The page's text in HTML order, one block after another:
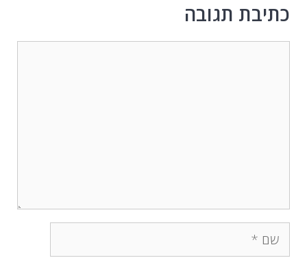
כתיבת תגובה
שם